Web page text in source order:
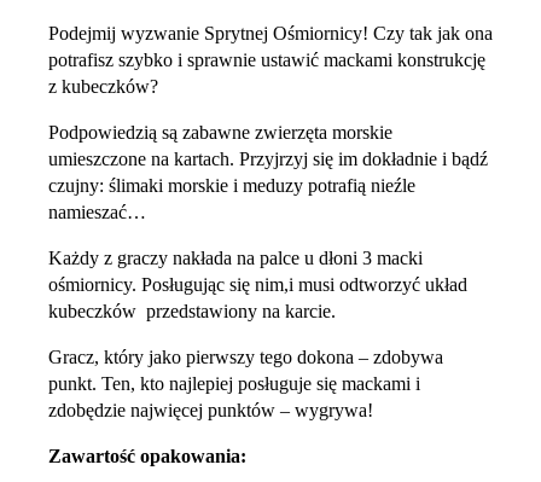
Podejmij wyzwanie Sprytnej Ośmiornicy! Czy tak jak ona
potrafisz szybko i sprawnie ustawić mackami konstrukcję
z kubeczków?
Podpowiedzią są zabawne zwierzęta morskie
umieszczone na kartach. Przyjrzyj się im dokładnie i bądź
czujny: ślimaki morskie i meduzy potrafią nieźle
namieszać…
Każdy z graczy nakłada na palce u dłoni 3 macki
ośmiornicy. Posługując się nim,i musi odtworzyć układ
kubeczków przedstawiony na karcie.
Gracz, który jako pierwszy tego dokona – zdobywa
punkt. Ten, kto najlepiej posługuje się mackami i
zdobędzie najwięcej punktów – wygrywa!
Zawartość opakowania: